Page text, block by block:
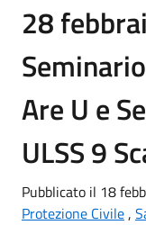
28
Are U e
ULSS 9
Pubblicato il 18
Protezione Civile,